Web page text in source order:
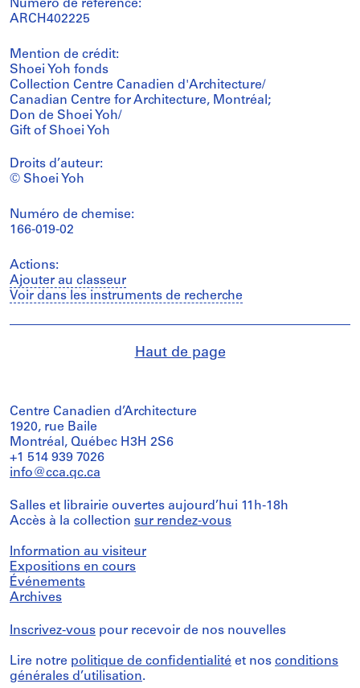
Numéro de référence:
ARCH402225
Mention de crédit:
Shoei Yoh fonds
Collection Centre Canadien d'Architecture/
Canadian Centre for Architecture, Montréal;
Don de Shoei Yoh/
Gift of Shoei Yoh
Droits d’auteur:
© Shoei Yoh
Numéro de chemise:
166-019-02
Actions:
Ajouter au classeur
Voir dans les instruments de recherche
Haut de page
Centre Canadien d’Architecture
1920, rue Baile
Montréal, Québec H3H 2S6
+1 514 939 7026
info@cca.qc.ca
Salles et librairie ouvertes aujourd’hui 11h-18h
Accès à la collection sur rendez-vous
Information au visiteur
Expositions en cours
Événements
Archives
Inscrivez-vous pour recevoir de nos nouvelles
Lire notre politique de confidentialité et nos conditions
générales d’utilisation.